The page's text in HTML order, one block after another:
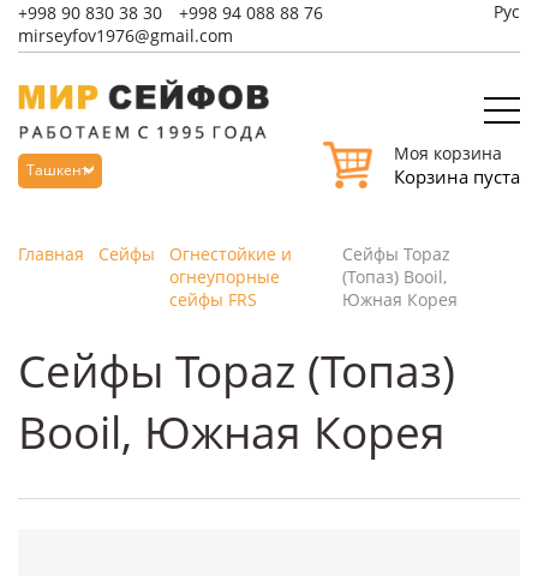
+998 90 830 38 30 +998 94 088 88 76
mirseyfov1976@gmail.com
Рус
Ташкент
Моя корзина
Корзина пуста
Главная Сейфы
Огнестойкие и
огнеупорные
сейфы FRS
Сейфы Topaz
(Топаз) Booil,
Южная Корея
Сейфы Topaz (Топаз)
Booil, Южная Корея